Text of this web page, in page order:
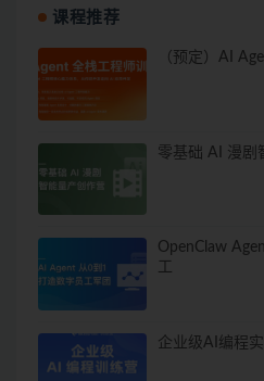
课程推荐
（预定）AI
零基础 AI 漫剧
OpenClaw
企业级AI编程